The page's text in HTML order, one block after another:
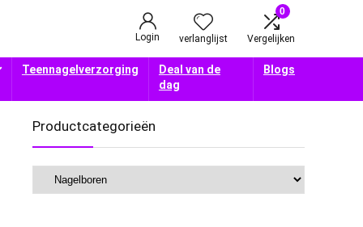
Login verlanglijst
0
Vergelijken
Teennagelverzorging
Deal van de
dag
Blogs
Productcategorieën